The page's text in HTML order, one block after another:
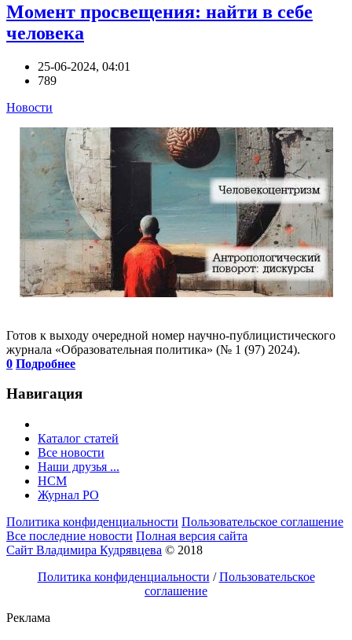
Момент просвещения: найти в себе
человека
25-06-2024, 04:01
789
Новости
Готов к выходу очередной номер научно-публицистического
журнала «Образовательная политика» (№ 1 (97) 2024).
0 Подробнее
Навигация
Каталог статей
Все новости
Наши друзья ...
HCM
Журнал РО
Политика конфиденциальности Пользовательское соглашение
Все последние новости Полная версия сайта
Сайт Владимира Кудрявцева © 2018
Политика конфиденциальности /Пользовательское
соглашение
Реклама